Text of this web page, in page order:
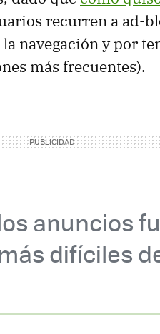
recurren a ad-
navegación y por
más frecuentes).
anuncios
difíciles